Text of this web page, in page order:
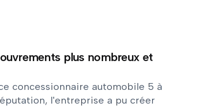
plus nombreux et
concessionnaire automobile 5 à
l'entreprise a pu créer